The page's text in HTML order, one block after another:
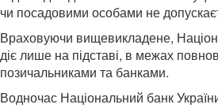
чи посадовими особами не
Враховуючи вищевикладене,
діє лише на підставі, в межах
позичальниками та банками.
Водночас Національний банк